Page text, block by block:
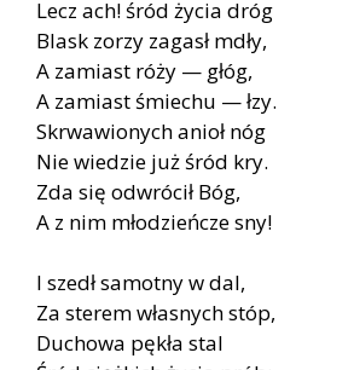
Lecz ach! śród życia dróg
Blask zorzy zagasł mdły,
A zamiast róży — głóg,
A zamiast śmiechu — łzy.
Skrwawionych anioł nóg
Nie wiedzie już śród kry.
Zda się odwrócił Bóg,
A z nim młodzieńcze sny!
I szedł samotny w dal,
Za sterem własnych stóp,
Duchowa pękła stal